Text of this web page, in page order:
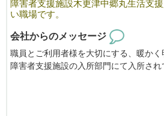
障害者支援施設木更津中郷丸生活支
い職場です。
会社からのメッセージ
職員とご利用者様を大切にする、暖かく
障害者支援施設の入所部門にて入所さ